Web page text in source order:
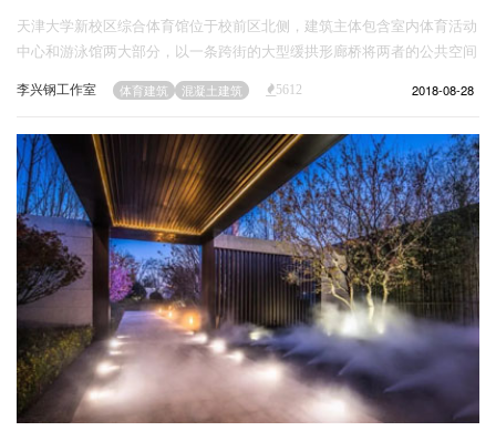
天津大学新校区综合体育馆位于校前区北侧，建筑主体包含室内体育活动
中心和游泳馆两大部分，以一条跨街的大型缓拱形廊桥将两者的公共空间
串通为一个整体，并形成一个环抱的入口广场，沟通建筑东西和南北。
李兴钢工作室 体育建筑 混凝土建筑 5612 2018-08-28